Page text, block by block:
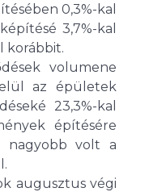
0,3%-kal
3,7%-kal
korábbit.
volumene
az épületek
23,3%-kal
építésére
nagyobb volt a
augusztus végi